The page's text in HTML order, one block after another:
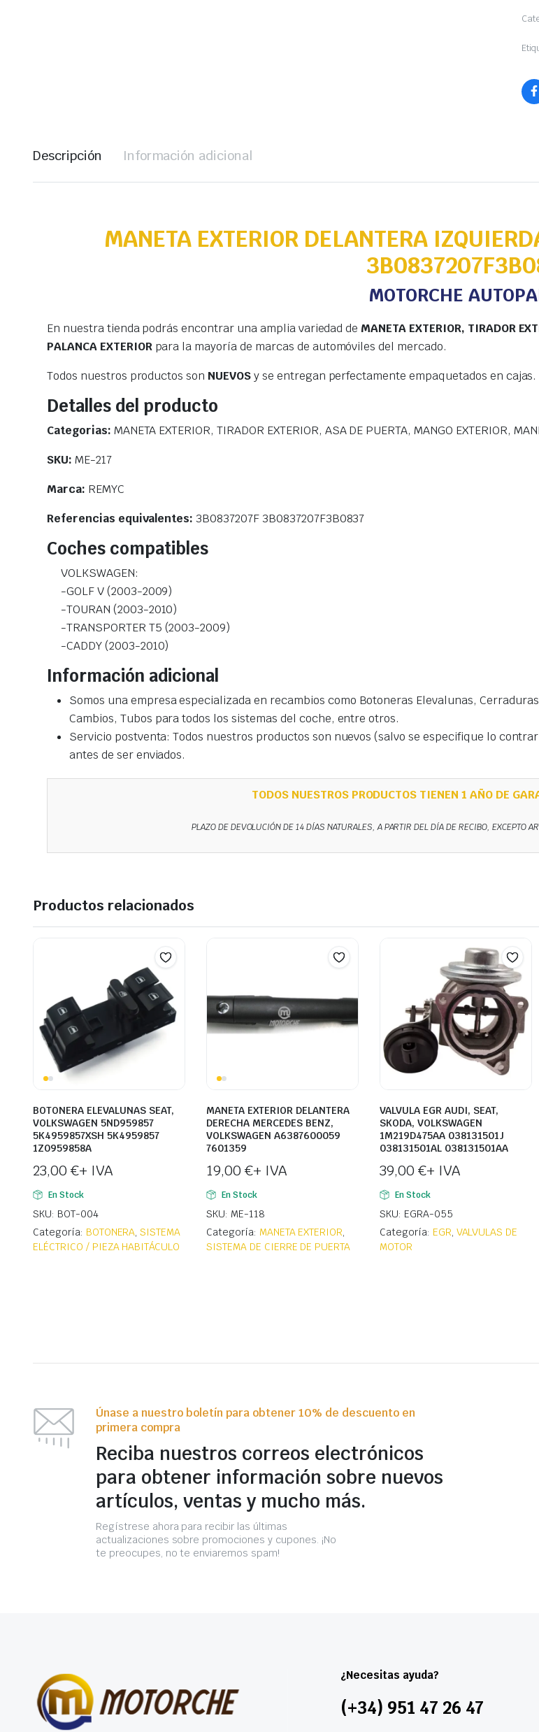
Descripción Información adicional
MANETA EXTERIOR DELANTERA
MOTORCHE
En nuestra tienda podrás encontrar una amplia variedad de MANETA EXTERIOR, TIRADOR
PALANCA EXTERIORpara la mayoría de marcas de automóviles del mercado.
Todos nuestros productos son NUEVOSy se entregan perfectamente empaquetados en cajas.
Detalles del producto
Categorias: MANETA EXTERIOR, TIRADOR EXTERIOR, ASA DE PUERTA, MANGO EXTERIOR,
SKU: ME-217
Marca: REMYC
Referencias equivalentes: 3B0837207F 3B0837207F3B0837
Coches compatibles
VOLKSWAGEN:
-GOLF V (2003-2009)
-TOURAN (2003-2010)
-TRANSPORTER T5 (2003-2009)
-CADDY (2003-2010)
Información adicional
Somos una empresa especializada en recambios como Botoneras Elevalunas,
Cambios, Tubos para todos los sistemas del coche, entre otros.
Servicio postventa: Todos nuestros productos son nuevos (salvo se especifique lo
antes de ser enviados.
TODOS NUESTROS PRODUCTOS TIENEN 1 AÑO DE
PLAZO DE DEVOLUCIÓN DE 14 DÍAS NATURALES, A PARTIR DEL DÍA DE RECIBO, EXCEPTO
Productos relacionados
BOTONERA ELEVALUNAS SEAT,
VOLKSWAGEN 5ND959857
5K4959857XSH 5K4959857
1Z0959858A
23,00 €+ IVA
En Stock
SKU: BOT-004
Categoría: BOTONERA,SISTEMA
ELÉCTRICO / PIEZA HABITÁCULO
MANETA EXTERIOR DELANTERA
DERECHA MERCEDES BENZ,
VOLKSWAGEN A6387600059
7601359
19,00 €+ IVA
En Stock
SKU: ME-118
Categoría: MANETA EXTERIOR,
SISTEMA DE CIERRE DE PUERTA
VALVULA EGR AUDI, SEAT,
SKODA, VOLKSWAGEN
1M219D475AA 038131501J
038131501AL 038131501AA
39,00 €+ IVA
En Stock
SKU: EGRA-055
Categoría: EGR, VALVULAS DE
MOTOR
Únase a nuestro boletín para obtener 10% de descuento en
primera compra
Reciba nuestros correos electrónicos
para obtener información sobre nuevos
artículos, ventas y mucho más.
Regístrese ahora para recibir las últimas
actualizaciones sobre promociones y cupones. ¡No
te preocupes, no te enviaremos spam!
¿Necesitas ayuda?
(+34) 951 47 26 47